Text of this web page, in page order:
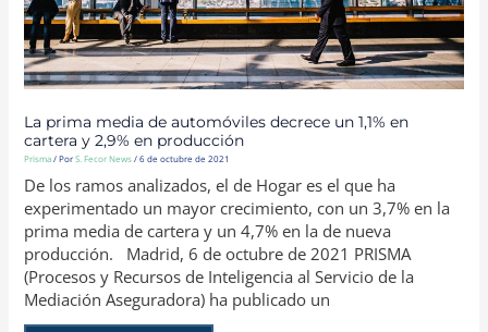
La prima media de automóviles decrece un 1,1% en
cartera y 2,9% en producción
Prisma/ PorS. Fecor News/6 de octubre de 2021
De los ramos analizados, el de Hogar es el que ha
experimentado un mayor crecimiento, con un 3,7% en la
prima media de cartera y un 4,7% en la de nueva
producción. Madrid, 6 de octubre de 2021 PRISMA
(Procesos y Recursos de Inteligencia al Servicio de la
Mediación Aseguradora) ha publicado un